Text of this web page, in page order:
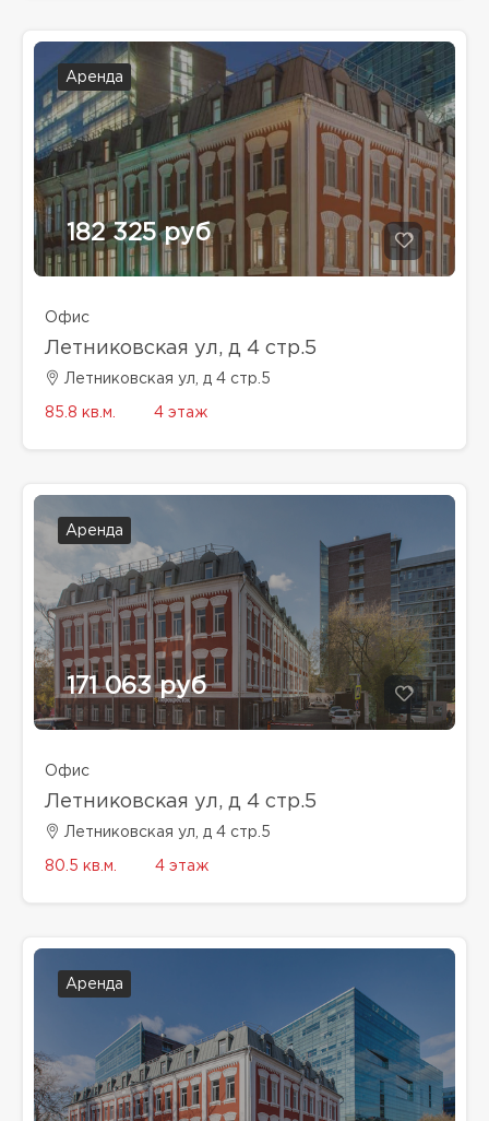
Аренда
182 325 руб
Офис
Летниковская ул, д 4 стр.5
Летниковская ул, д 4 стр.5
85.8 кв.м. 4 этаж
Аренда
171 063 руб
Офис
Летниковская ул, д 4 стр.5
Летниковская ул, д 4 стр.5
80.5 кв.м. 4 этаж
Аренда